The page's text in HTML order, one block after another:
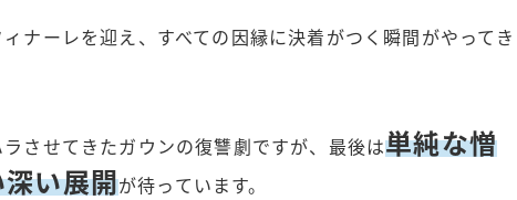
ナーレを迎え、すべての因縁に決着がつく瞬間がやってき
させてきたガウンの復讐劇ですが、最後は単純な憎
い展開が待っています。